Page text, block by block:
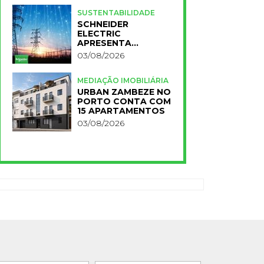
SUSTENTABILIDADE
SCHNEIDER
ELECTRIC
APRESENTA
PRIMEIROS
RESULTADOS DO
03/08/2026
MEDIAÇÃO IMOBILIÁRIA
URBAN ZAMBEZE NO
PORTO CONTA COM
15 APARTAMENTOS
03/08/2026